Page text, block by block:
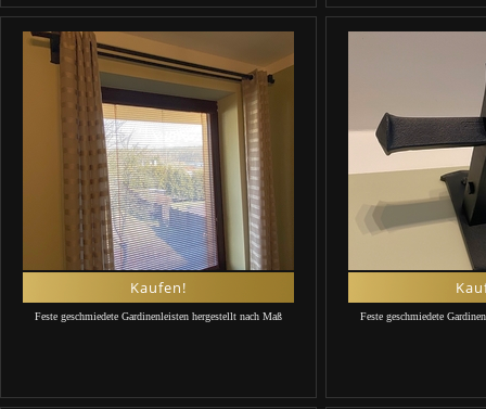
Kaufen!
Feste geschmiedete Gardinenleisten hergestellt nach Maß Feste geschmiedete